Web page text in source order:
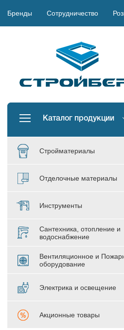
Бренды Сотрудничество
Каталог продукции
Стройматериалы
Отделочные материалы
Инструменты
Сантехника, отопление и
водоснабжение
Вентиляционное и
оборудование
Электрика и освещение
Акционные товары